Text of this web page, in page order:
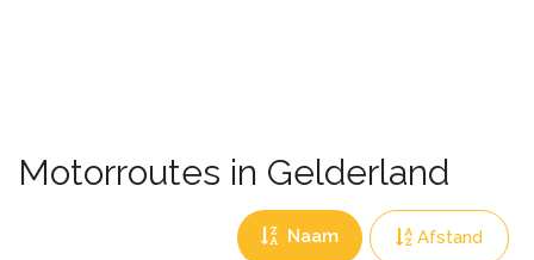
Motorroutes in Gelderland
Naam Afstand